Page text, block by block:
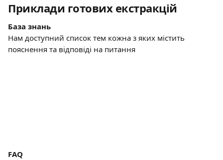
Приклади готових екстракцій
База знань
Нам доступний список тем кожна з яких містить
пояснення та відповіді на питання
FAQ